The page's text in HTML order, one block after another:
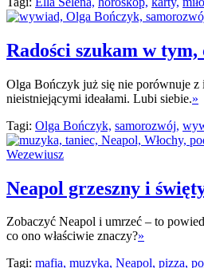
Radości szukam w tym,
Olga Bończyk już się nie porównuje z
nieistniejącymi ideałami. Lubi siebie.»
Tagi: Olga Bończyk, samorozwój,
Neapol grzeszny i
Zobaczyć Neapol i umrzeć – to
co ono właściwie znaczy?»
Tagi: mafia, muzyka, Neapol, pizza,